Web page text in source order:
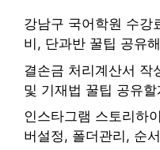
강남구 국어학원 수강
비, 단과반 꿀팁 공유
결손금 처리계산서 작
및 기재법 꿀팁 공유할
인스타그램 스토리하
버설정, 폴더관리, 순